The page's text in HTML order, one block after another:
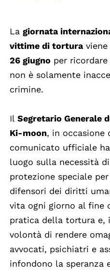
La giornata
vittime di torturaviene
26 giugno per
non è solamente
crimine.
Il Segretario Generale
Ki-moon, in occasione
comunicato ufficiale
luogo sulla necessità
protezione speciale
difensori dei diritti
vita ogni giorno al fine
pratica della tortura e,
volontà di rendere
avvocati, psichiatri e
infondono la speranza